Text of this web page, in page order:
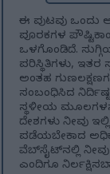
ಈ ಪುಟವು ಒಂದು
ಪೂರಕಗಳ
ಒಳಗೊಂಡಿದೆ.
ಪರಿಸ್ಥಿತಿಗಳು, ಇತರ
ಅಂತಹ
ಸಂಬಂಧಿಸಿದ
ಸ್ಥಳೀಯ
ದೇಶಗಳು ನೀವು
ಪಡೆಯಬೇಕಾದ
ವೆಬ್‌ಸೈಟ್‌ನಲ್ಲಿ
ಎಂದಿಗೂ